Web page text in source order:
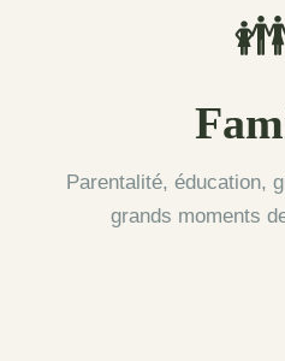
Parentalité, éducation,
grands moments